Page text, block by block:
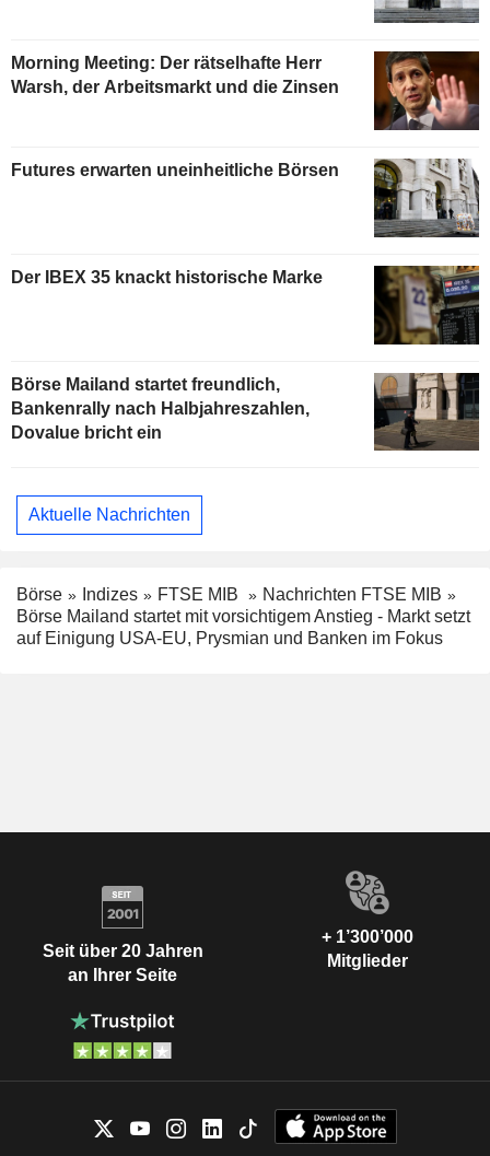
Morning Meeting: Der rätselhafte Herr
Warsh, der Arbeitsmarkt und die Zinsen
Futures erwarten uneinheitliche Börsen
Der IBEX 35 knackt historische Marke
Börse Mailand startet freundlich,
Bankenrally nach Halbjahreszahlen,
Dovalue bricht ein
Aktuelle Nachrichten
Börse Indizes FTSE MIB
Nachrichten FTSE MIB
Börse Mailand startet mit vorsichtigem Anstieg - Markt setzt
auf Einigung USA-EU, Prysmian und Banken im Fokus
Seit über 20 Jahren
an Ihrer Seite
+ 1’300’000
Mitglieder